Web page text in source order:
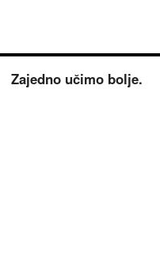
Zajedno učimo bolje.